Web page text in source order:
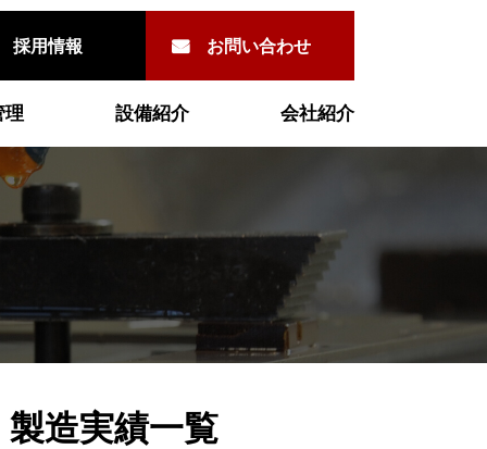
採用情報 お問い合わせ
理 設備紹介 会社紹介
製造実績一覧